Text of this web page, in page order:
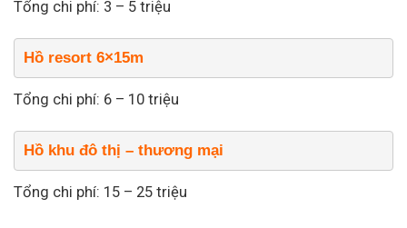
Tổng chi phí: 3 – 5 triệu
Hồ resort 6×15m
Tổng chi phí: 6 – 10 triệu
Hồ khu đô thị – thương mại
Tổng chi phí: 15 – 25 triệu